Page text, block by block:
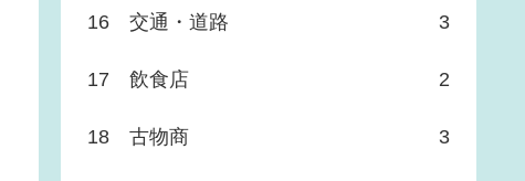
16 交通・道路 3
17 飲食店 2
18 古物商 3